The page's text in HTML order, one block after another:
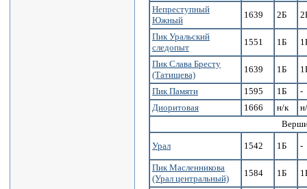
Непреступный
Южный
1639 2Б
Пик Уральский
следопыт
1551 1Б
Пик Слава Бресту
(Татищева)
1639 1Б
Пик Памяти 1595 1Б
-
Диоритовая
1666 н/к
Урал 1542 1Б -
Пик Масленникова
(Урал центральный)
1584 1Б